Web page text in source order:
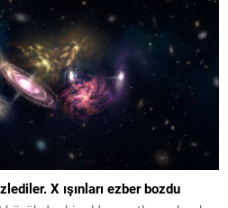
X ışınları ezber bozdu